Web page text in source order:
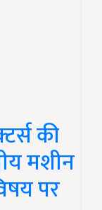
की
मशीन
पर